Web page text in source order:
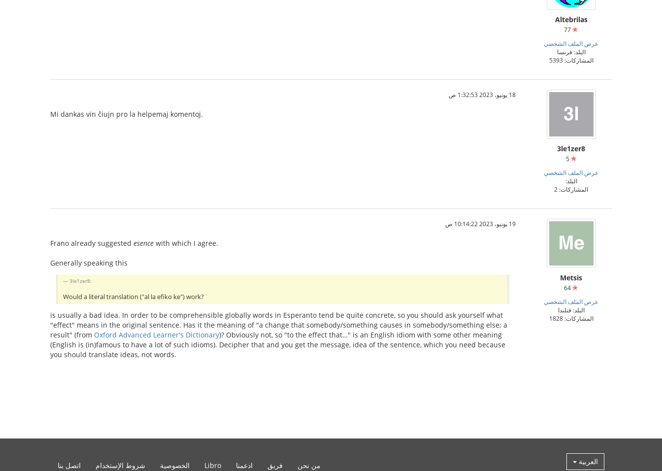
Altebrilas
عرض الملف الشخصي
البلد: فرنسا
المشاركات: 5393
3le1zer8
5
عرض الملف الشخصي
البلد:
المشاركات: 2
18 يونيو، 2023 1:32:53 ص
Mi dankas vin ĉiujn pro la helpemaj komentoj.
Metsis
عرض الملف الشخصي
البلد: فنلندا
المشاركات: 1828
19 يونيو، 2023 10:14:22 ص
Frano already suggested esence with which I agree.
Generally speaking this
3le1zer8:
Would a literal translation ("al la efiko ke") work?
is usually a bad idea. In order to be comprehensible globally words in Esperanto tend be quite concrete, so you should ask yourself what
"effect" means in the original sentence. Has it the meaning of "a change that somebody/something causes in somebody/something else; a
result" (from Oxford Advanced Learner's Dictionary)? Obviously not, so "to the effect that…" is an English idiom with some other meaning
(English is (in)famous to have a lot of such idioms). Decipher that and you get the message, idea of the sentence, which you need because
you should translate ideas, not words.
العربية من نحن فريق ادعمنا Libro الخصوصية شروط الإستخدام اتصل بنا